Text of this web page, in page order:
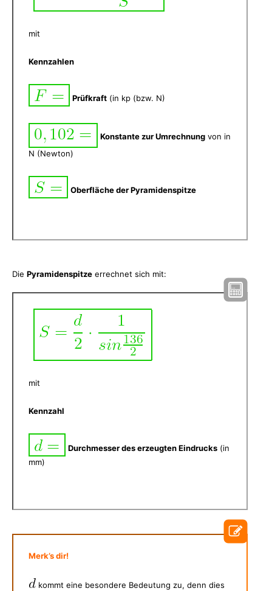
mit
Kennzahlen
Prüfkraft (in kp (bzw. N)
Konstante zur Umrechnung von in
N (Newton)
Oberfläche der Pyramidenspitze
Die Pyramidenspitze errechnet sich mit:
mit
Kennzahl
Durchmesser des erzeugten Eindrucks (in
mm)
Merk’s dir!
kommt eine besondere Bedeutung zu, denn dies